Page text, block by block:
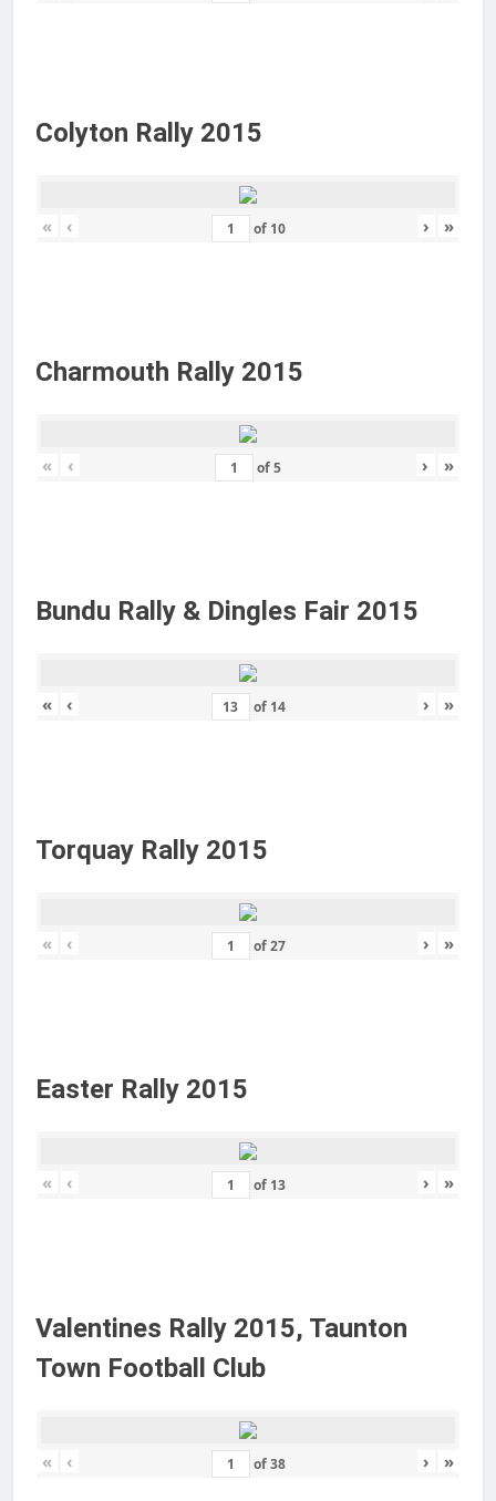
Colyton Rally 2015
« ‹ of 10 › »
Charmouth Rally 2015
« ‹ of5 › »
Bundu Rally & Dingles Fair 2015
« ‹ of 14 › »
Torquay Rally 2015
« ‹ of27 › »
Easter Rally 2015
« ‹ of 13 › »
Valentines Rally 2015, Taunton
Town Football Club
« ‹ of38 › »